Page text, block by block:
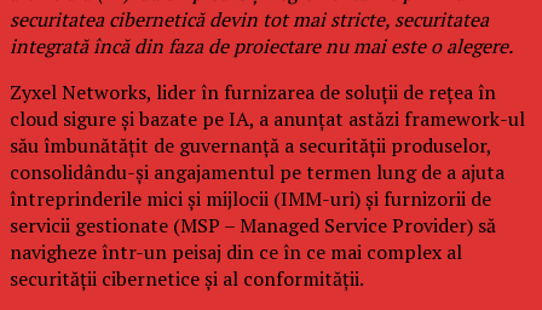
securitatea cibernetică devin tot mai stricte, securitatea
integrată încă din faza de proiectare nu mai este o alegere.
Zyxel Networks, lider în furnizarea de soluții de rețea în
cloud sigure și bazate pe IA, a anunțat astăzi framework-ul
său îmbunătățit de guvernanță a securității produselor,
consolidându-și angajamentul pe termen lung de a ajuta
întreprinderile mici și mijlocii (IMM-uri) și furnizorii de
servicii gestionate (MSP – Managed Service Provider) să
navigheze într-un peisaj din ce în ce mai complex al
securității cibernetice și al conformității.